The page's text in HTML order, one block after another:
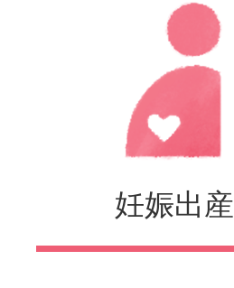
妊娠出産